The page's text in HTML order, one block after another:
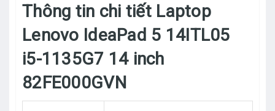
Thông tin chi tiết Laptop
Lenovo IdeaPad 5 14ITL05
i5-1135G7 14 inch
82FE000GVN